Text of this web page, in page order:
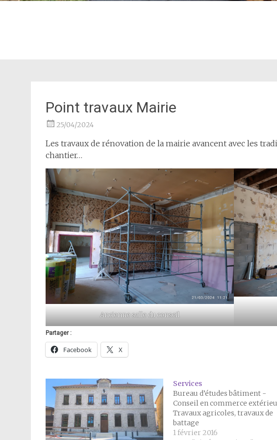
Point travaux Mairie
25/04/2024
Les travaux de rénovation de la mairie avancent avec les
chantier…
Ancienne salle du conseil
Partager :
Facebook X
Services
Bureau d’études bâtiment -
Conseil en commerce
Travaux agricoles, travaux de
battage
1 février 2016